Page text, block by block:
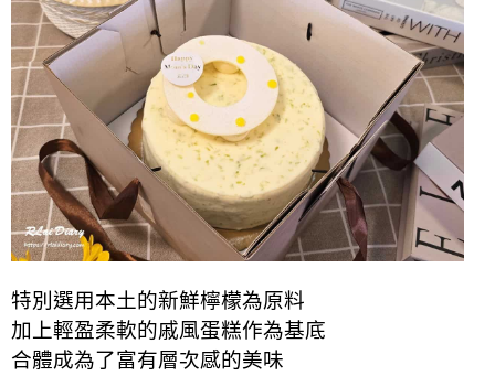
特別選用本土的新鮮檸檬為原料
加上輕盈柔軟的戚風蛋糕作為基底
合體成為了富有層次感的美味